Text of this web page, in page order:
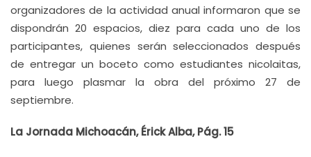
organizadores de la actividad anual informaron que se
dispondrán 20 espacios, diez para cada uno de los
participantes, quienes serán seleccionados después
de entregar un boceto como estudiantes nicolaitas,
para luego plasmar la obra del próximo 27 de
septiembre.
La Jornada Michoacán, Érick Alba, Pág. 15